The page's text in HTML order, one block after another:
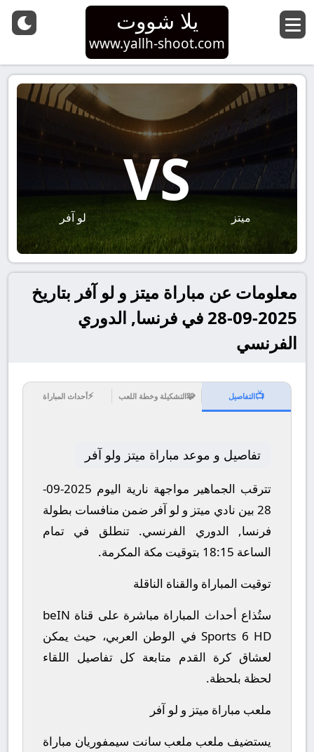
يلا شووت
www.yallh-shoot.com
ميتز
VS
لو آفر
معلومات عن مباراة ميتز و لو آفر بتاريخ
2025-09-28 في فرنسا, الدوري
الفرنسي
📺التفاصيل 🧩التشكيلة وخطة اللعب ⚡أحداث المباراة
تفاصيل و موعد مباراة ميتز ولو آفر
تترقب الجماهير مواجهة نارية اليوم 2025-09-
28 بين نادي ميتز و لو آفر ضمن منافسات بطولة
فرنسا, الدوري الفرنسي.
تنطلق في تمام
الساعة 18:15 بتوقيت مكة المكرمة.
توقيت المباراة والقناة الناقلة
ستُذاع أحداث المباراة مباشرة على قناة beIN
Sports 6 HD في الوطن العربي، حيث يمكن
لعشاق كرة القدم متابعة كل تفاصيل اللقاء
لحظة بلحظة.
ملعب مباراة ميتز و لو آفر
يستضيف ملعب ملعب سانت سيمفوريان مباراة